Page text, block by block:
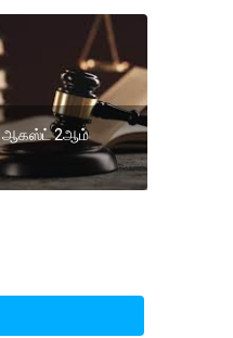
ஆகஸ்ட் 2ஆம்